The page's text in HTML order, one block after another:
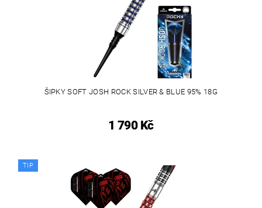
ŠIPKY SOFT JOSH ROCK SILVER & BLUE 95% 18G
1 790 Kč
TIP